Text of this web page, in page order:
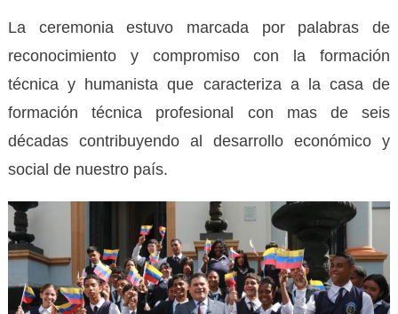
La ceremonia estuvo marcada por palabras de
reconocimiento y compromiso con la formación
técnica y humanista que caracteriza a la casa de
formación técnica profesional con mas de seis
décadas contribuyendo al desarrollo económico y
social de nuestro país.